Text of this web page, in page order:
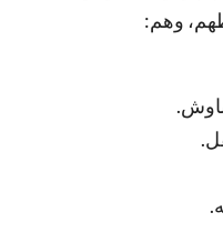
وهم: